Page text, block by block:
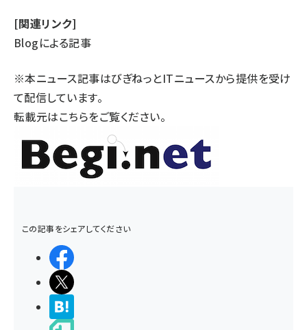
[関連リンク]
Blogによる記事
※本ニュース記事はびぎねっとITニュースから提供を受け
て配信しています。
転載元はこちらをご覧ください。
この記事をシェアしてください